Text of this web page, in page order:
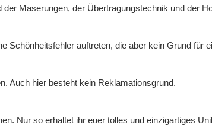
Maserungen, der Übertragungstechnik und der
Schönheitsfehler auftreten, die aber kein Grund für
Auch hier besteht kein Reklamationsgrund.
Nur so erhaltet ihr euer tolles und einzigartiges